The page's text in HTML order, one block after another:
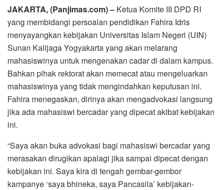
JAKARTA, (Panjimas.com) – Ketua Komite III DPD RI
yang membidangi persoalan pendidikan Fahira Idris
menyayangkan kebijakan Universitas Islam Negeri (UIN)
Sunan Kalijaga Yogyakarta yang akan melarang
mahasiswinya untuk mengenakan cadar di dalam kampus.
Bahkan pihak rektorat akan memecat atau mengeluarkan
mahasiswinya yang tidak mengindahkan keputusan ini.
Fahira menegaskan, dirinya akan mengadvokasi langsung
jika ada mahasiswi bercadar yang dipecat akibat kebijakan
ini.
“Saya akan buka advokasi bagi mahasiswi bercadar yang
merasakan dirugikan apalagi jika sampai dipecat dengan
kebijakan ini. Saya kira di tengah gembar-gembor
kampanye ‘saya bhineka, saya Pancasila’ kebijakan-